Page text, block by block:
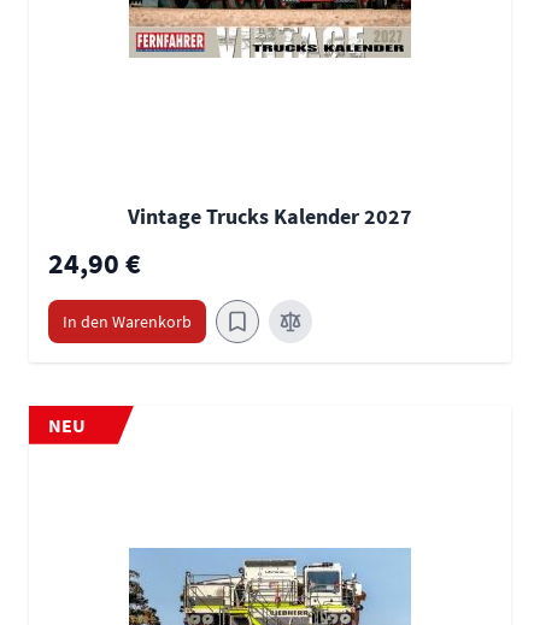
Vintage Trucks Kalender 2027
24,90 €
In den Warenkorb
NEU